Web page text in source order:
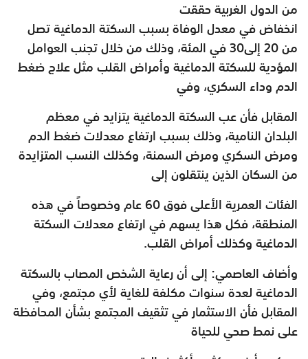
من الدول الغربية حققت
انخفاض في معدل الوفاة بسبب السكتة الدماغية تصل
من 20 إلى30 في المئة، وذلك من خلال تجنب العوامل
المؤدية للسكتة الدماغية وأمراض القلب مثل علاج ضغط
الدم وداء السكري، وفي
المقابل فأن عب السكتة الدماغية يتزايد في معظم
البلدان النامية، وذلك بسبب ارتفاع معدلات ضغط الدم
ومرض السكري ومرض السمنة، وكذلك النسب المتزايدة
من السكان الذين ينتقلون إلى
الفئات العمرية الأعلى فوق 60 عام وخصوصاً في هذه
المنطقة، فكل هذا يسهم في ارتفاع معدلات السكتة
الدماغية وكذلك أمراض القلب.
وأضاف العاصمي: إلى أن رعاية الشخص المصاب بالسكتة
الدماغية لعدة سنوات مكلفة للغاية لأي مجتمع، وفي
المقابل فأن الاستثمار في تثقيف المجتمع بشأن المحافظة
على نمط صحي للحياة